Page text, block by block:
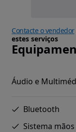
Contacte o vendedor
estes serviços
Áudio e
Bluetooth
Sistema